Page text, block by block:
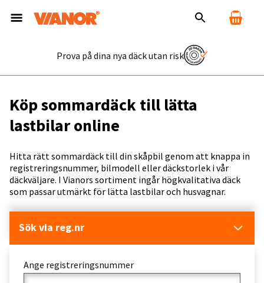
Prova på dina nya däck utan risk
Köp sommardäck till lätta
lastbilar online
Hitta rätt sommardäck till din skåpbil genom att knappa in
registreringsnummer, bilmodell eller däckstorlek i vår
däckväljare. I Vianors sortiment ingår högkvalitativa däck
som passar utmärkt för lätta lastbilar och husvagnar.
Sök via reg.nr
Ange registreringsnummer